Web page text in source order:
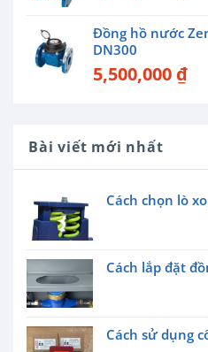
Đồng hồ nước
DN300
5,500,000 ₫
Bài viết mới nhất
Cách chọn lò
Cách lắp đặt
Cách sử dụng